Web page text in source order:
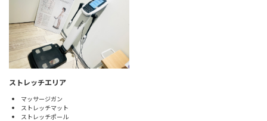
ストレッチエリア
マッサージガン
ストレッチマット
ストレッチポール